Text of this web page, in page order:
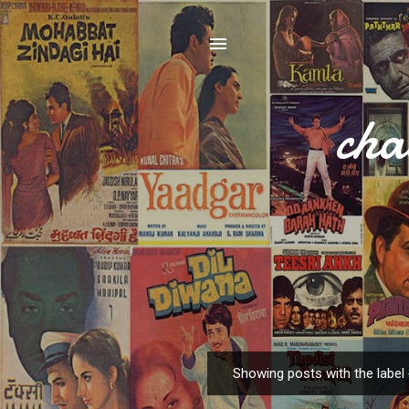
o
Showing posts with the label